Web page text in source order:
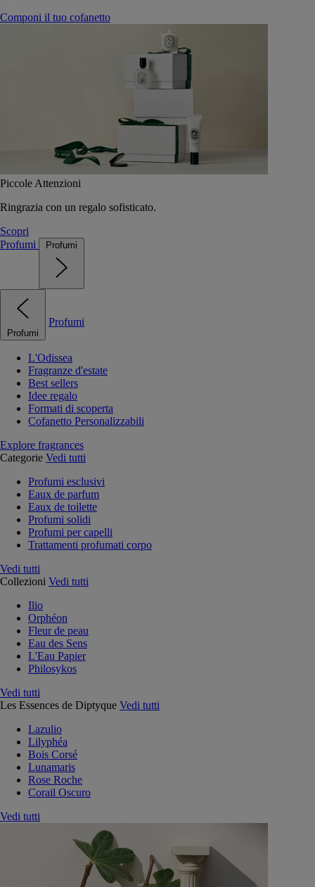
Componi il tuo cofanetto
Piccole Attenzioni
Ringrazia con un regalo sofisticato.
Scopri
Profumi
Profumi
Profumi
Profumi
L'Odissea
Fragranze d'estate
Best sellers
Idee regalo
Formati di scoperta
Cofanetto Personalizzabili
Explore fragrances
Categorie Vedi tutti
Profumi esclusivi
Eaux de parfum
Eaux de toilette
Profumi solidi
Profumi per capelli
Trattamenti profumati corpo
Vedi tutti
Collezioni Vedi tutti
Ilio
Orphéon
Fleur de peau
Eau des Sens
L'Eau Papier
Philosykos
Vedi tutti
Les Essences de Diptyque Vedi tutti
Lazulio
Lilyphéa
Bois Corsé
Lunamaris
Rose Roche
Corail Oscuro
Vedi tutti